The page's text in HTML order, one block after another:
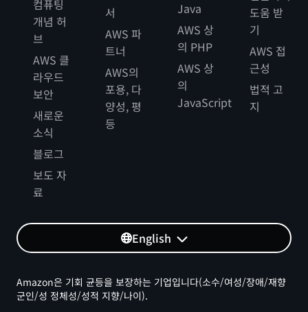
컴퓨팅
개념 허
브
AWS 클
라우드
보안
새로운
소식
블로그
보도 자
료
서
AWS 파
트너
AWS의
포용, 다
양성, 평
등
Java
AWS 상
의 PHP
AWS 상
의
JavaScript
도움 받
기
AWS 접
근성
법적 고
지
English
Amazon은 기회 균등을 보장하는 기업입니다(소수/여성/장애/재향
군인/성 정체성/성적 지향/나이).